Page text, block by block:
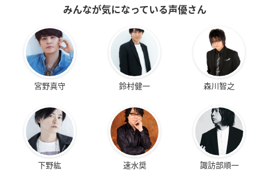
みんなが気になっている声優さん
宮野真守 鈴村健一 森川智之
下野紘 速水奨 諏訪部順一